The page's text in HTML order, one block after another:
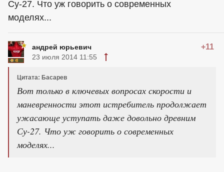
Су-27. Что уж говорить о современных
моделях...
андрей юрьевич +11
23 июля 2014 11:55
Цитата: Басарев
Вот только в ключевых вопросах скорости и
маневренности этот истребитель продолжает
ужасающе уступать даже довольно древним
Су-27. Что уж говорить о современных
моделях...